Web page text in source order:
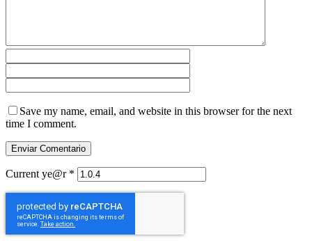
Save my name, email, and website in this browser for the next
time I comment.
Current ye@r *